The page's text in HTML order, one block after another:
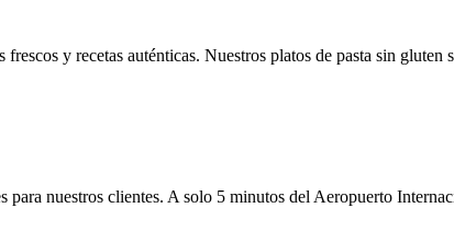
y recetas auténticas. Nuestros platos de pasta sin
para nuestros clientes. A solo 5 minutos del Aeropuerto